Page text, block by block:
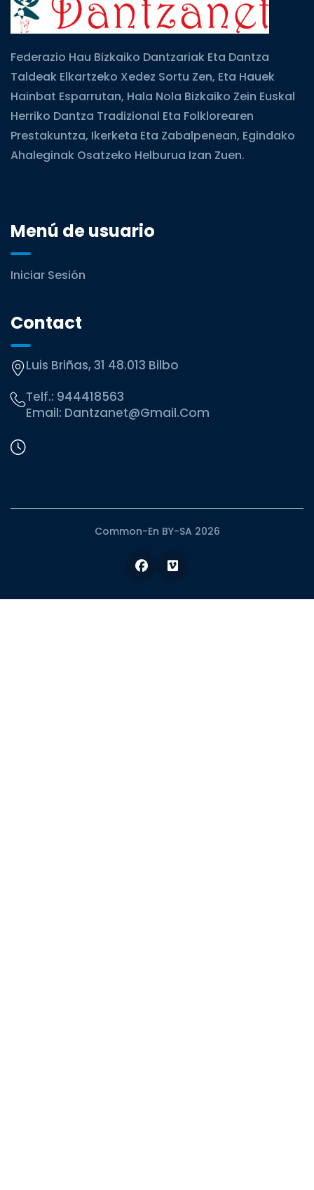
Federazio Hau Bizkaiko Dantzariak Eta Dantza
Taldeak Elkartzeko Xedez Sortu Zen, Eta Hauek
Hainbat Esparrutan, Hala Nola Bizkaiko Zein Euskal
Herriko Dantza Tradizional Eta Folklorearen
Prestakuntza, Ikerketa Eta Zabalpenean, Egindako
Ahaleginak Osatzeko Helburua Izan Zuen.
Menú de usuario
Iniciar Sesión
Contact
Luis Briñas, 31 48.013 Bilbo
Telf.: 944418563
Email: Dantzanet@gmail.com
Common-En BY-SA 2026
Facebook
Vimeo